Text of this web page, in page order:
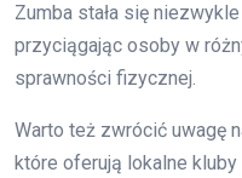
Zumba stała się
przyciągając osoby w
sprawności fizycznej.
Warto też zwrócić uwagę
które oferują lokalne